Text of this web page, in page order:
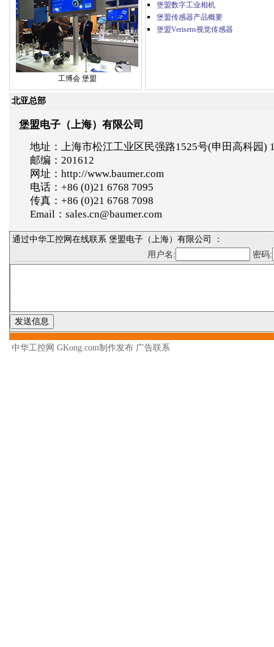
工博会 堡盟
堡盟数字工业相机
堡盟传感器产品概要
堡盟Verisens视觉传感器
北亚总部
堡盟电子（上海）有限公司
地址：上海市松江工业区民强路1525号(申田高科园)
邮编：201612
网址：http://www.baumer.com
电话：+86 (0)21 6768 7095
传真：+86 (0)21 6768 7098
Email：sales.cn@baumer.com
通过中华工控网在线联系 堡盟电子（上海）有限公司 ：
用户名:
密码:
中华工控网 GKong.com制作发布 广告联系